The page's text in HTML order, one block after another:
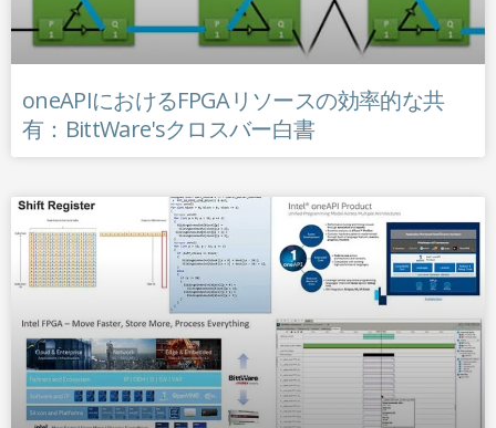
oneAPIにおけるFPGAリソースの効率的な共
有：BittWare'sクロスバー白書